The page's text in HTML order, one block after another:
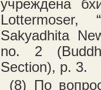
учреждена
Lottermoser,
Sakyadhita
no. 2
Section), p. 3.
(8) По